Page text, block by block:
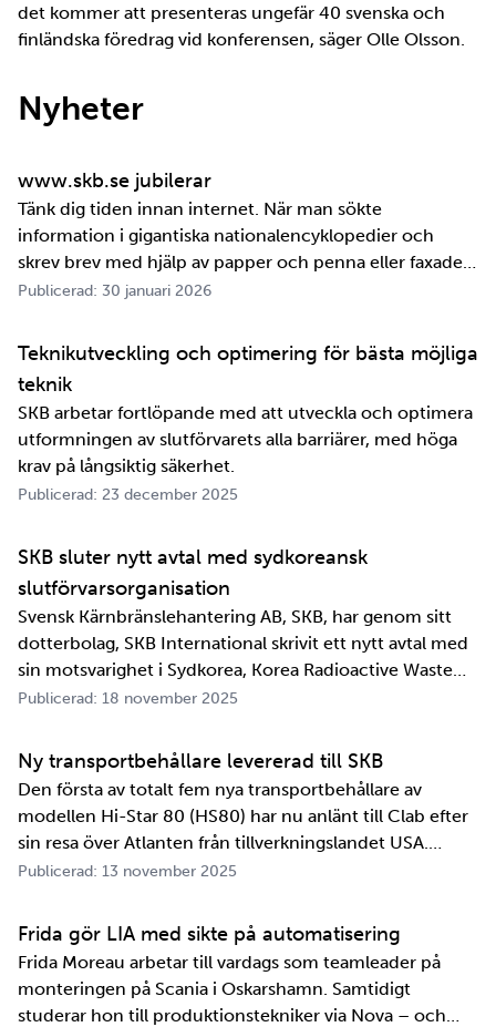
det kommer att presenteras ungefär 40 svenska och
finländska föredrag vid konferensen, säger Olle Olsson.
Nyheter
www.skb.se jubilerar
Tänk dig tiden innan internet. När man sökte
information i gigantiska nationalencyklopedier och
skrev brev med hjälp av papper och penna eller faxade
om ett meddelande skulle fram snabbt. Det är inte
perspektiv i alla fall. För oss på SKB är det …
Publicerad: 30 januari 2026
Teknikutveckling och optimering för bästa möjliga
teknik
SKB arbetar fortlöpande med att utveckla och optimera
utformningen av slutförvarets alla barriärer, med höga
krav på långsiktig säkerhet.
Publicerad: 23 december 2025
SKB sluter nytt avtal med sydkoreansk
slutförvarsorganisation
Svensk Kärnbränslehantering AB, SKB, har genom sitt
dotterbolag, SKB International skrivit ett nytt avtal med
sin motsvarighet i Sydkorea, Korea Radioactive Waste
Agency, KORAD. Avtalet, som är ett så kallat
samarbetet mellan de två organisationerna. …
Publicerad: 18 november 2025
Ny transportbehållare levererad till SKB
Den första av totalt fem nya transportbehållare av
modellen Hi-Star 80 (HS80) har nu anlänt till Clab efter
sin resa över Atlanten från tillverkningslandet USA.
Innan transportbehållaren kan bli en del av SKB:s
tester och utbildningar. Redan 2008 i…
Publicerad: 13 november 2025
Frida gör LIA med sikte på automatisering
Frida Moreau arbetar till vardags som teamleader på
monteringen på Scania i Oskarshamn. Samtidigt
studerar hon till produktionstekniker via Nova – och